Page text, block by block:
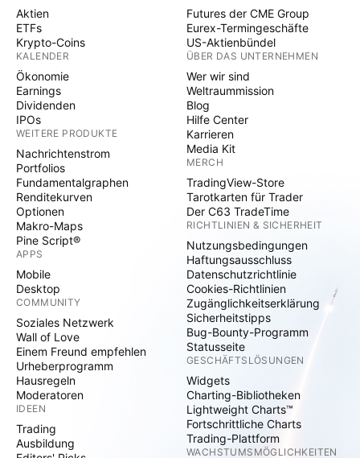
Aktien
ETFs
Krypto-Coins
KALENDER
Ökonomie
Earnings
Dividenden
IPOs
WEITERE PRODUKTE
Nachrichtenstrom
Portfolios
Fundamentalgraphen
Renditekurven
Optionen
Makro-Maps
Pine Script®
APPS
Mobile
Desktop
COMMUNITY
Soziales Netzwerk
Wall of Love
Einem Freund empfehlen
Urheberprogramm
Hausregeln
Moderatoren
IDEEN
Trading
Ausbildung
Futures der CME Group
Eurex-Termingeschäfte
US-Aktienbündel
ÜBER DAS UNTERNEHMEN
Wer wir sind
Weltraummission
Blog
Hilfe Center
Karrieren
Media Kit
MERCH
TradingView-Store
Tarotkarten für Trader
Der C63 TradeTime
RICHTLINIEN & SICHERHEIT
Nutzungsbedingungen
Haftungsausschluss
Datenschutzrichtlinie
Cookies-Richtlinien
Zugänglichkeitserklärung
Sicherheitstipps
Bug-Bounty-Programm
Statusseite
GESCHÄFTSLÖSUNGEN
Widgets
Charting-Bibliotheken
Lightweight Charts™
Fortschrittliche Charts
Trading-Plattform
WACHSTUMSMÖGLICHKEITEN